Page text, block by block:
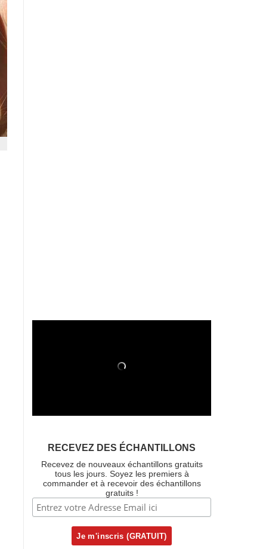
RECEVEZ DES ÉCHANTILLONS
Recevez de nouveaux échantillons gratuits
tous les jours. Soyez les premiers à
commander et à recevoir des échantillons
gratuits !